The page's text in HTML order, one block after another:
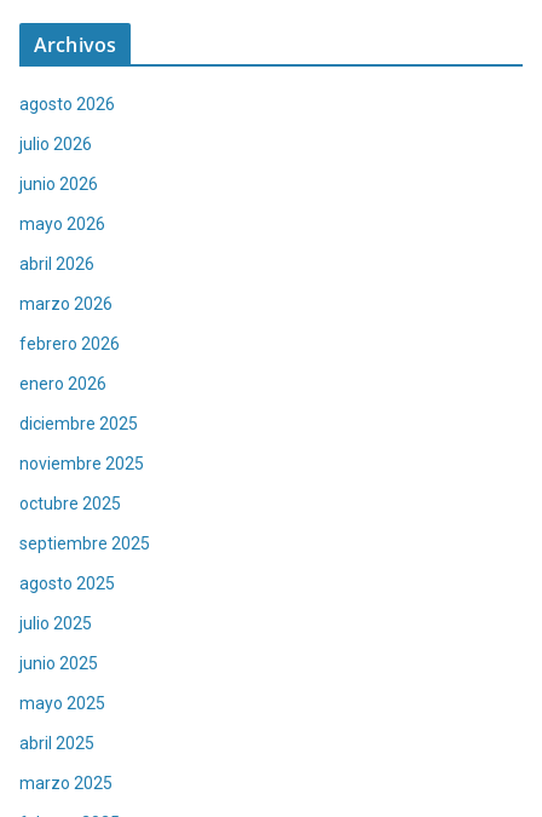
Archivos
agosto 2026
julio 2026
junio 2026
mayo 2026
abril 2026
marzo 2026
febrero 2026
enero 2026
diciembre 2025
noviembre 2025
octubre 2025
septiembre 2025
agosto 2025
julio 2025
junio 2025
mayo 2025
abril 2025
marzo 2025